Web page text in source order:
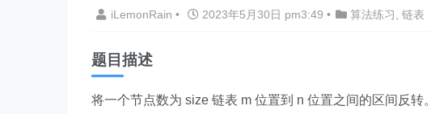
iLemonRain • 2023年5月30日 pm3:49 • 算法练习 链表
题目描述
将一个节点数为 size 链表 m 位置到 n 位置之间的区间反转。